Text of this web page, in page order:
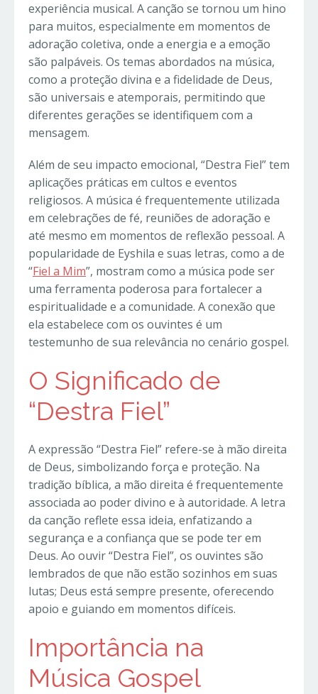
experiência musical. A canção se tornou um hino
para muitos, especialmente em momentos de
adoração coletiva, onde a energia e a emoção
são palpáveis. Os temas abordados na música,
como a proteção divina e a fidelidade de Deus,
são universais e atemporais, permitindo que
diferentes gerações se identifiquem com a
mensagem.
Além de seu impacto emocional, “Destra Fiel” tem
aplicações práticas em cultos e eventos
religiosos. A música é frequentemente utilizada
em celebrações de fé, reuniões de adoração e
até mesmo em momentos de reflexão pessoal. A
popularidade de Eyshila e suas letras, como a de
“Fiel a Mim”, mostram como a música pode ser
uma ferramenta poderosa para fortalecer a
espiritualidade e a comunidade. A conexão que
ela estabelece com os ouvintes é um
testemunho de sua relevância no cenário gospel.
O Significado de
“Destra Fiel”
A expressão “Destra Fiel” refere-se à mão direita
de Deus, simbolizando força e proteção. Na
tradição bíblica, a mão direita é frequentemente
associada ao poder divino e à autoridade. A letra
da canção reflete essa ideia, enfatizando a
segurança e a confiança que se pode ter em
Deus. Ao ouvir “Destra Fiel”, os ouvintes são
lembrados de que não estão sozinhos em suas
lutas; Deus está sempre presente, oferecendo
apoio e guiando em momentos difíceis.
Importância na
Música Gospel